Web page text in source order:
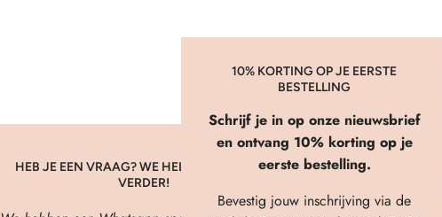
HEB JE EEN VRAAG? WE HELPEN JE GRAAG
VERDER!
10% KORTING OP JE EERSTE
BESTELLING
Schrijf je in op onze nieuwsbrief
en ontvang 10% korting op je
eerste bestelling.
Bevestig jouw inschrijving via de